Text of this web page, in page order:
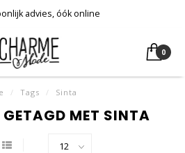
advies, óók online
0
/ Tags / Sinta
GETAGD MET SINTA